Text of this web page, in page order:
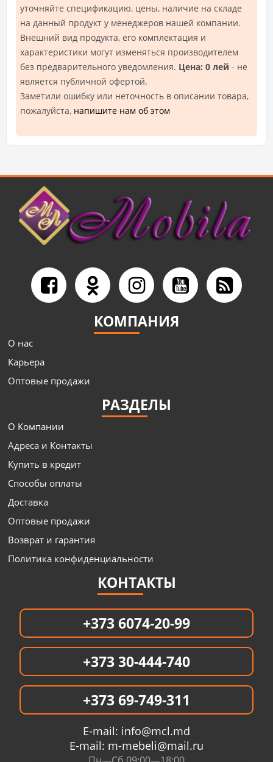
уточняйте спецификацию, цены, наличие на складе
на данный продукт у менеджеров нашей компании.
Внешний вид продукта, его комплектация и
характеристики могут изменяться производителем
без предварительного уведомления. Цена: 0 лей - не
является публичной офертой.
Заметили ошибку или неточность в описании товара,
пожалуйста, напишите нам об этом
КОМПАНИЯ
О нас
Карьера
Оптовые продажи
РАЗДЕЛЫ
О Компании
Адреса и Контакты
Купить в кредит
Способы оплаты
Доставка
Оптовые продажи
Возврат и гарантия
Политика конфиденциальности
КОНТАКТЫ
+373 6074-20-99
+373 30-444-740
+373 69-749-311
E-mail: info@mcl.md
E-mail: m-mebeli@mail.ru